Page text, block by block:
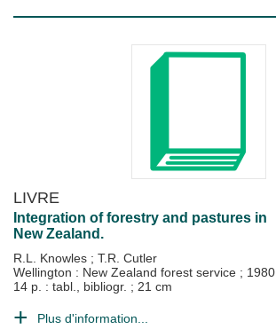
LIVRE
Integration of forestry and pastures in
New Zealand.
R.L. Knowles ; T.R. Cutler
Wellington : New Zealand forest service ; 1980
14 p. : tabl., bibliogr. ; 21 cm
Plus d'information...